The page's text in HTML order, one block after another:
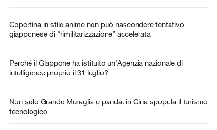
Copertina in stile anime non può nascondere tentativo
giapponese di “rimilitarizzazione” accelerata
Perché il Giappone ha istituito un'Agenzia nazionale di
intelligence proprio il 31 luglio?
Non solo Grande Muraglia e panda: in Cina spopola il turismo
tecnologico